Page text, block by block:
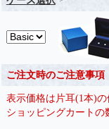
ご注文時のご注意事項
表示価格は片耳(1本)の
ショッピングカートの